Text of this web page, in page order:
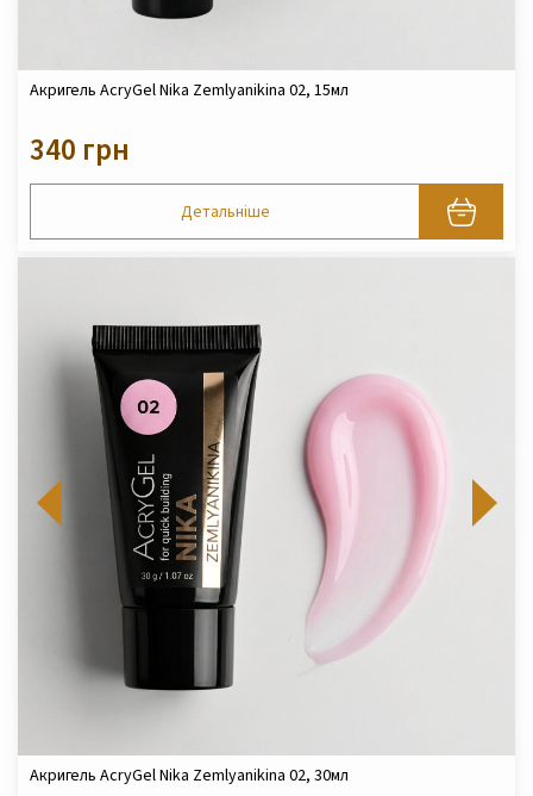
Акригель AcryGel Nika Zemlyanikina 02, 15мл
340 грн
Детальніше
Акригель AcryGel Nika Zemlyanikina 02, 30мл